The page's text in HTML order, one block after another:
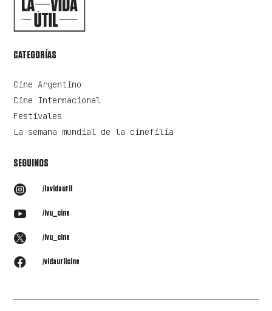
CATEGORÍAS
Cine Argentino
Cine Internacional
Festivales
La semana mundial de la cinefilia
SEGUINOS
 /lavidautil
 /lvu_cine
 /lvu_cine
 /vidautilcine